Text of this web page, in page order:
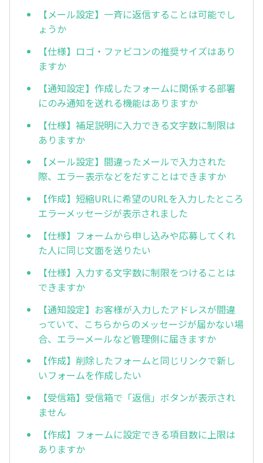
【メール設定】一斉に返信することは可能でし
ょうか
【仕様】ロゴ・ファビコンの推奨サイズはあり
ますか
【通知設定】作成したフォームに関係する部署
にのみ通知を送れる機能はありますか
【仕様】補足説明に入力できる文字数に制限は
ありますか
【メール設定】間違ったメールで入力された
際、エラー表示などをだすことはできますか
【作成】短縮URLに希望のURLを入力したところ
エラーメッセージが表示されました
【仕様】フォームから申し込みや応募してくれ
た人に同じ文面を送りたい
【仕様】入力する文字数に制限をつけることは
できますか
【通知設定】お客様が入力したアドレスが間違
っていて、こちらからのメッセージが届かない場
合、エラーメールなど管理側に届きますか
【作成】削除したフォームと同じリンクで新し
いフォームを作成したい
【受信箱】受信箱で「返信」ボタンが表示され
ません
【作成】フォームに設定できる項目数に上限は
ありますか